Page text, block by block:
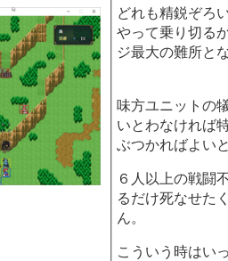
どれも精鋭ぞろ
やって乗り切る
ジ最大の難所と
味方ユニットの
いとわなければ
ぶつかればよい
６人以上の戦闘
るだけ死なせた
ん。
こういう時はい